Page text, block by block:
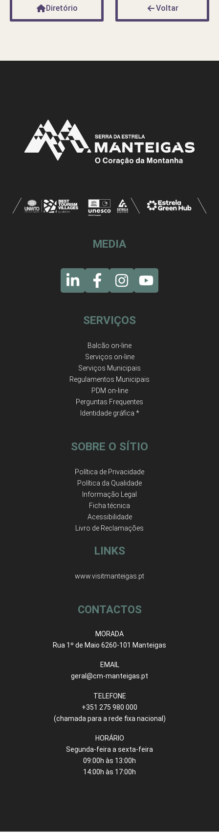
Diretório Voltar
MEDIA
SERVIÇOS
Balcão on-line
Serviços on-line
Serviços Municipais
Regulamentos Municipais
PDM on-line
Perguntas Frequentes
Identidade gráfica *
SOBRE O SÍTIO
Política de Privacidade
Política da Qualidade
Informação Legal
Ficha técnica
Acessibilidade
Livro de Reclamações
LINKS
www.visitmanteigas.pt
CONTACTOS
MORADA
Rua 1º de Maio 6260-101 Manteigas
EMAIL
geral@cm-manteigas.pt
TELEFONE
+351 275 980 000
(chamada para a rede fixa nacional)
HORÁRIO
Segunda-feira a sexta-feira
09:00h às 13:00h
14:00h às 17:00h